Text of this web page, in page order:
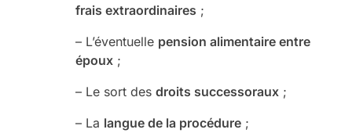
frais extraordinaires ;
– L’éventuelle pension alimentaire entre
époux ;
– Le sort des droits successoraux ;
– La langue de la procédure ;